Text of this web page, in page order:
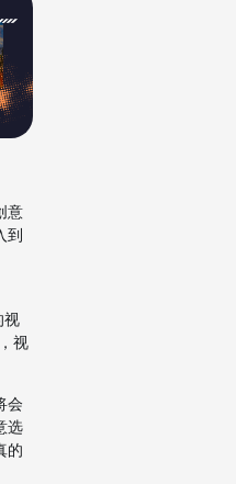
意
到
视
视
会
选
的